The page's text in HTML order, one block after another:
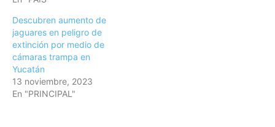
Descubren aumento de
jaguares en peligro de
extinción por medio de
cámaras trampa en
Yucatán
13 noviembre, 2023
En "PRINCIPAL"